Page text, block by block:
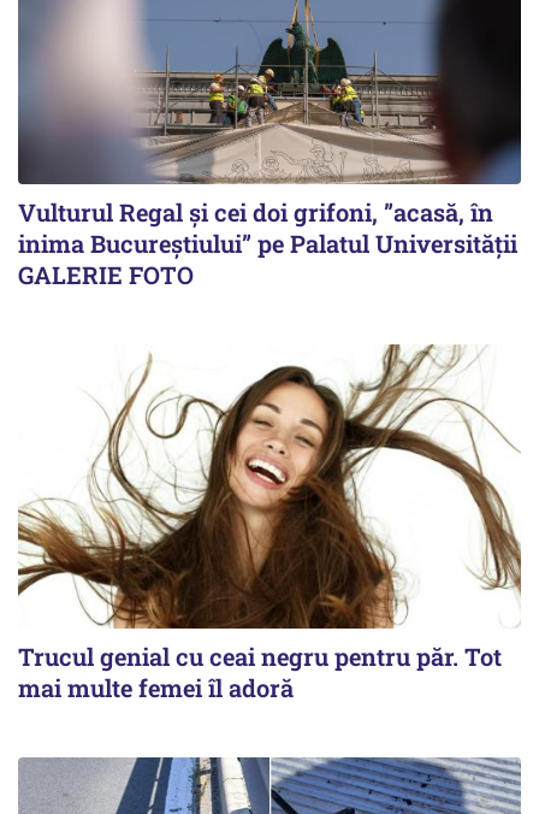
Vulturul Regal și cei doi grifoni, ”acasă, în
inima Bucureștiului” pe Palatul Universității
GALERIE FOTO
Trucul genial cu ceai negru pentru păr. Tot
mai multe femei îl adoră